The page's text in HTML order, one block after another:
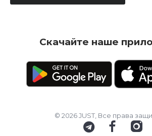
Скачайте наше
© 2026 JUST, Все права